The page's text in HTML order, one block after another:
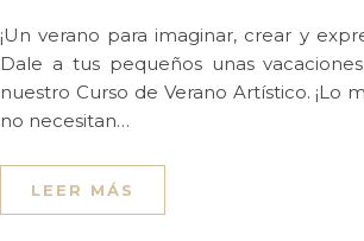
¡Un verano para imaginar, crear y
Dale a tus pequeños unas
nuestro Curso de Verano Artístico. ¡Lo
no necesitan…
LEER MÁS